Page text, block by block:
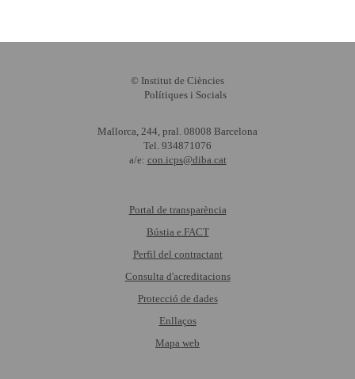
© Institut de Ciències
Polítiques i Socials
Mallorca, 244, pral. 08008 Barcelona
Tel. 934871076
a/e: con.icps@diba.cat
Portal de transparència
Bústia e.FACT
Perfil del contractant
Consulta d'acreditacions
Protecció de dades
Enllaços
Mapa web